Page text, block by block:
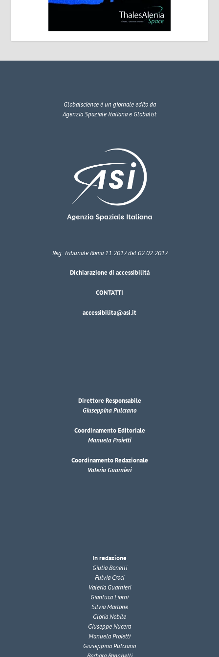
Globalscienceè un giornale edito da
Agenzia Spaziale Italiana e Globalist
Reg. Tribunale Roma 11.2017 del 02.02.2017
Dichiarazione di accessibilità
CONTATTI
accessibilita@asi.it
Direttore Responsabile
Giuseppina Pulcrano
Coordinamento Editoriale
Manuela Proietti
Coordinamento Redazionale
Valeria Guarnieri
In redazione
Giulia Bonelli
Fulvia Croci
Valeria Guarnieri
Gianluca Liorni
Silvia Martone
Gloria Nobile
Giuseppe Nucera
Manuela Proietti
Giuseppina Pulcrano